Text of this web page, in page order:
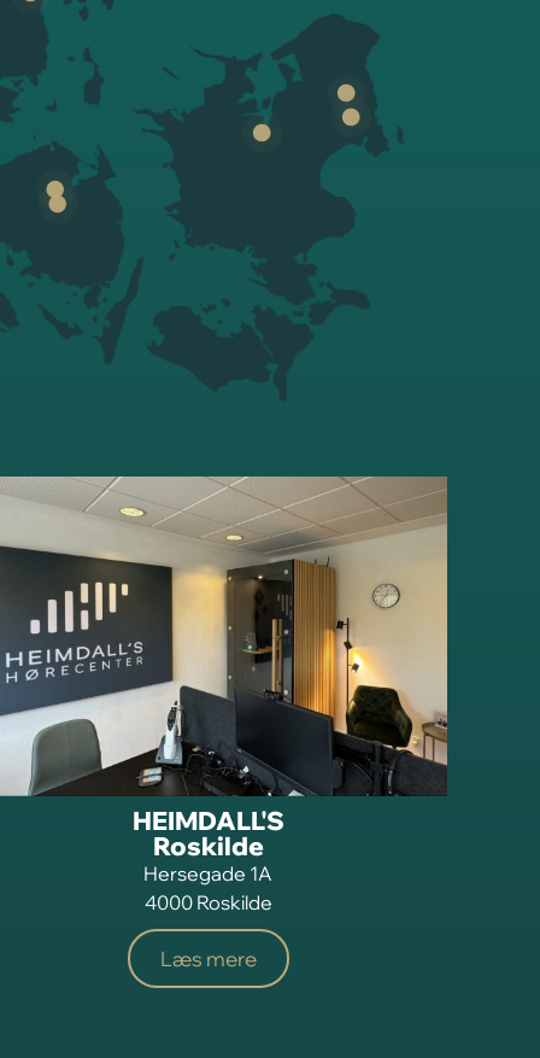
HEIMDALL'S
Roskilde
Hersegade 1A
4000 Roskilde
Læs mere